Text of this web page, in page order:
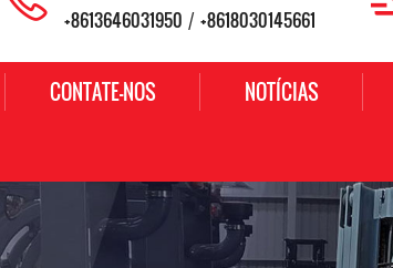
+8613646031950 / +8618030145661
CONTATE-NOS NOTÍCIAS